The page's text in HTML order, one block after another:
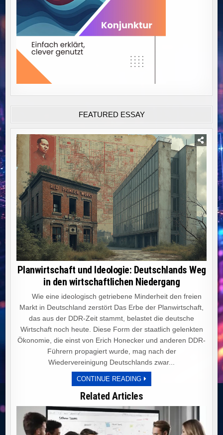
FEATURED ESSAY
Planwirtschaft und Ideologie: Deutschlands Weg
in den wirtschaftlichen Niedergang
Wie eine ideologisch getriebene Minderheit den freien
Markt in Deutschland zerstört Das Erbe der Planwirtschaft,
das aus der DDR-Zeit stammt, belastet die deutsche
Wirtschaft noch heute. Diese Form der staatlich gelenkten
Ökonomie, die einst von Erich Honecker und anderen DDR-
Führern propagiert wurde, mag nach der
Wiedervereinigung Deutschlands zwar...
CONTINUE READINGPLANWIRTSCHAFT
UND
DEUTSCHLANDS
WEG
IN
DEN
WIRTSCHAFTLICHEN
NIEDERGANG
Related Articles